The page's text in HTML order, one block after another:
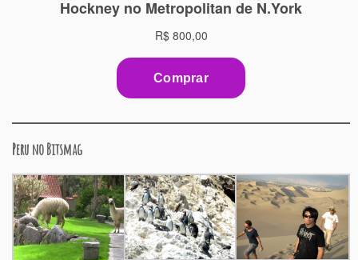
Peru no Bitsmag